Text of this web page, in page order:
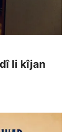
li kîjan